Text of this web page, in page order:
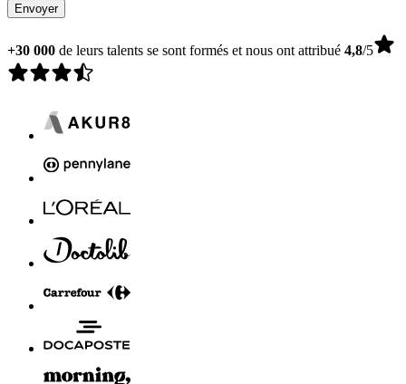
Envoyer
+30 000 de leurs talents se sont formés et nous ont attribué 4,8/5